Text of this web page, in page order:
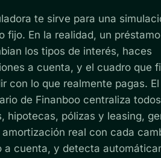
te sirve para una
fijo. En la realidad, un
los tipos de interés, haces
a cuenta, y el cuadro que
con lo que realmente pagas.
de Finanboo centraliza
hipotecas, pólizas y leasing,
amortización real con cada
a cuenta, y detecta